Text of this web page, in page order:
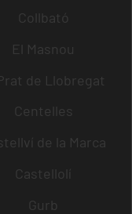
Collbató
El Masnou
de Llobregat
Centelles
de la Marca
Castellolí
Gurb